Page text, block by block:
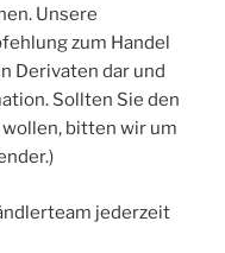
Unsere
zum Handel
Derivaten dar und
Sollten Sie den
bitten wir um
jederzeit